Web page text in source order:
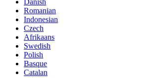
Danish
Romanian
Indonesian
Czech
Afrikaans
Swedish
Polish
Basque
Catalan